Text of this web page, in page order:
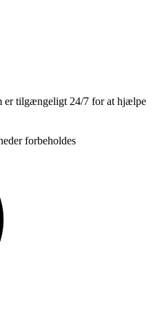
er tilgængeligt 24/7 for at hjælpe
forbeholdes